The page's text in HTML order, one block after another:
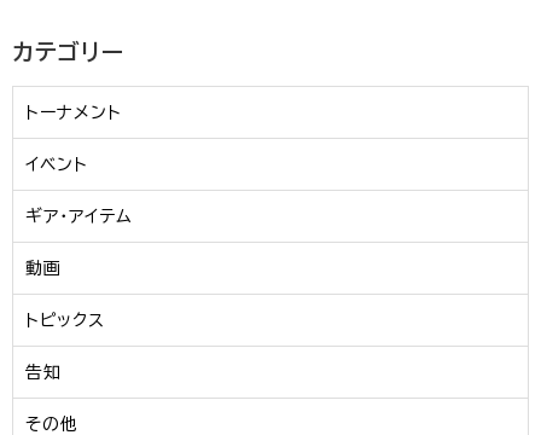
カテゴリー
トーナメント
イベント
ギア・アイテム
動画
トピックス
告知
その他